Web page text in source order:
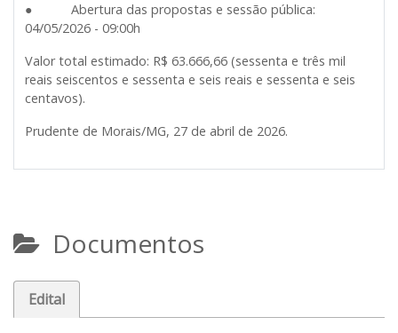
● Abertura das propostas e sessão pública:
04/05/2026 - 09:00h
Valor total estimado: R$ 63.666,66 (sessenta e três mil
reais seiscentos e sessenta e seis reais e sessenta e seis
centavos).
Prudente de Morais/MG, 27 de abril de 2026.
Documentos
Edital